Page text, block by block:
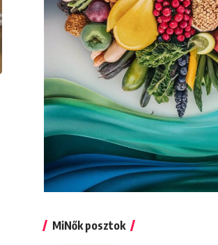
MiNők posztok